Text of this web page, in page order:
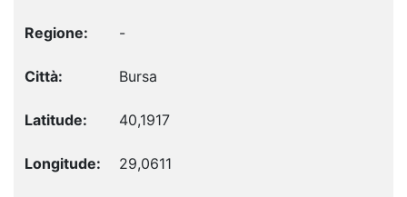
-
Bursa
40,1917
29,0611